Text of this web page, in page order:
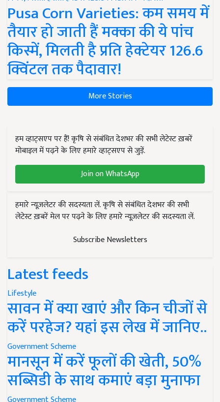
Pusa Corn Varieties: कम समय में
तैयार हो जाती हैं मक्का की ये पांच
किस्में, मिलती है प्रति हेक्टेयर 126.6
क्विंटल तक पैदावार!
More Stories
हम व्हाट्सएप पर हैं! कृषि से संबंधित देशभर की सभी लेटेस्ट ख़बरें
मोबाइल में पढ़ने के लिए हमारे व्हाट्सएप से जुड़ें.
Join on WhatsApp
हमारे न्यूज़लेटर की सदस्यता लें. कृषि से संबंधित देशभर की सभी
लेटेस्ट ख़बरें मेल पर पढ़ने के लिए हमारे न्यूज़लेटर की सदस्यता लें.
Subscribe Newsletters
Latest feeds
Lifestyle
सावन में क्या खाएं और किन चीजों से
करें परहेज? यहां इस लेख में जानिए..
Government Scheme
मानसून में करें फूलों की खेती, 50%
सब्सिडी के साथ कमाएं बड़ा मुनाफा